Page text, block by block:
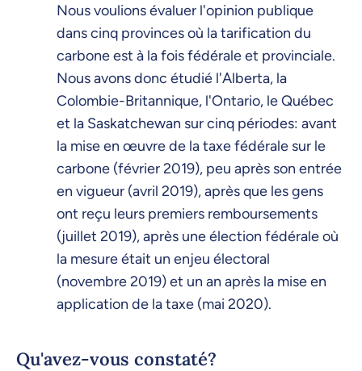
Nous voulions évaluer l'opinion publique
dans cinq provinces où la tarification du
carbone est à la fois fédérale et provinciale.
Nous avons donc étudié l'Alberta, la
Colombie-Britannique, l'Ontario, le Québec
et la Saskatchewan sur cinq périodes: avant
la mise en œuvre de la taxe fédérale sur le
carbone (février 2019), peu après son entrée
en vigueur (avril 2019), après que les gens
ont reçu leurs premiers remboursements
(juillet 2019), après une élection fédérale où
la mesure était un enjeu électoral
(novembre 2019) et un an après la mise en
application de la taxe (mai 2020).
Qu'avez-vous constaté?